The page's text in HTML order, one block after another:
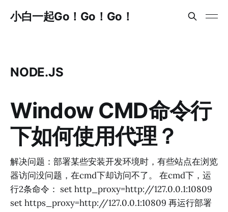
小白一起Go！Go！Go！
NODE.JS
Window CMD命令行
下如何使用代理？
解决问题：部署某些安装开发环境时，有些站点在浏览
器访问没问题，在cmd下却访问不了。 在cmd下，运
行2条命令： set http_proxy=http://127.0.0.1:10809
set https_proxy=http://127.0.0.1:10809 再运行部署